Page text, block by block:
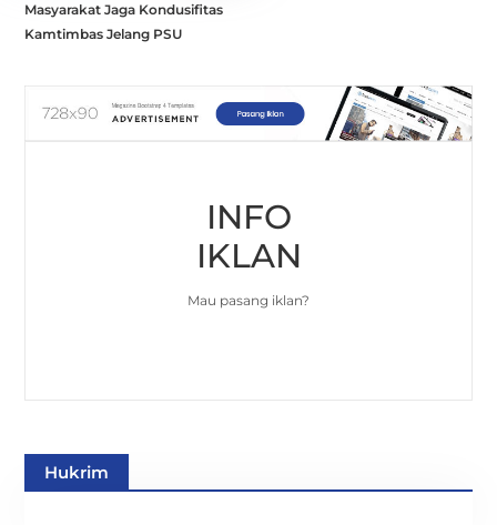
Masyarakat Jaga Kondusifitas
Kamtimbas Jelang PSU
INFO
IKLAN
Mau pasang iklan?
Hukrim